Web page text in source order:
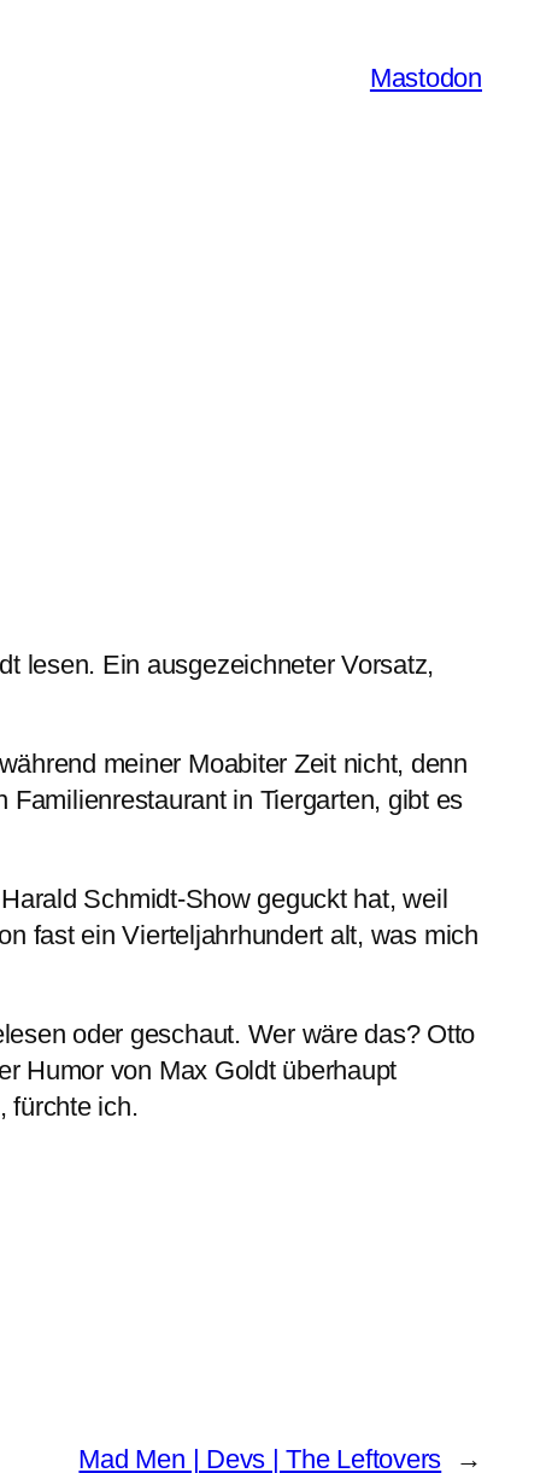
Mastodon
lesen. Ein ausgezeichneter Vorsatz,
meiner Moabiter Zeit nicht, denn
in Tiergarten, gibt es
Schmidt-Show geguckt hat, weil
fast ein Vierteljahrhundert alt, was mich
oder geschaut. Wer wäre das? Otto
Humor von Max Goldt überhaupt
fürchte ich.
Mad Men | Devs | The Leftovers →